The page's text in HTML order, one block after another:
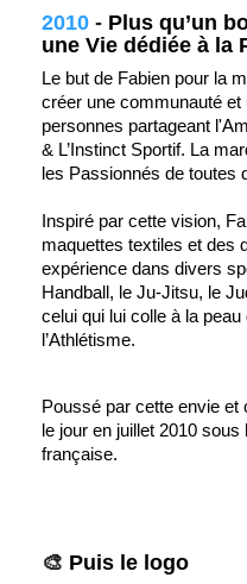
2010 - Plus qu’un
une Vie dédiée à la
Le but de Fabien pour la
créer une communauté
personnes partageant
& L’Instinct Sportif. La
les Passionnés de toutes
Inspiré par cette vision,
maquettes textiles et des
expérience dans divers
Handball, le Ju-Jitsu, le
celui qui lui colle à la
l’Athlétisme.
Poussé par cette envie et
le jour en juillet 2010 sous
française.
🎨 Puis le logo